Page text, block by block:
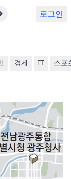
로그인
경제 IT 스포